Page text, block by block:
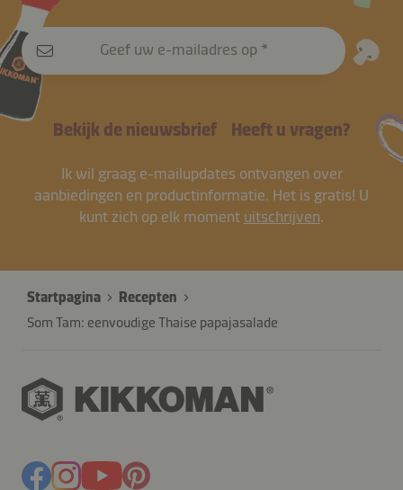
Geef uw e-mailadres op
Bekijk de nieuwsbrief Heeft u vragen?
Ik wil graag e-mailupdates ontvangen over
aanbiedingen en productinformatie. Het is gratis! U
kunt zich op elk moment uitschrijven.
Startpagina
Recepten
Som Tam: eenvoudige Thaise papajasalade